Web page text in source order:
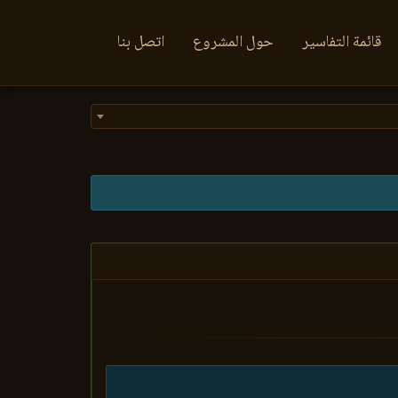
قائمة التفاسير حول المشروع اتصل بنا